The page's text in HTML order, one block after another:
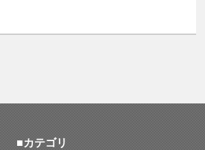
■カテゴリ